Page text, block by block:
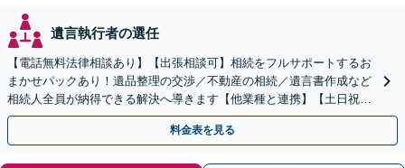
遺言執行者の選任
【電話無料法律相談あり】【出張相談可】相続をフルサポートするお
まかせパックあり！遺品整理の交渉／不動産の相続／遺言書作成など
相続人全員が納得できる解決へ導きます【他業種と連携】【土日祝・
夜間対応】【完全個室】
料金表を見る